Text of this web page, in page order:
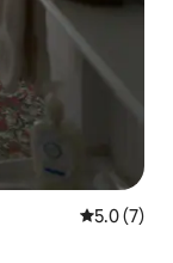
レビュー7
5.0 (7)